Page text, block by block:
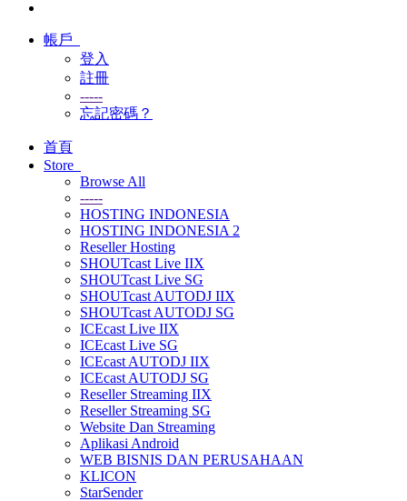
帳戶
登入
註冊
-----
忘記密碼？
首頁
Store
Browse All
-----
HOSTING INDONESIA
HOSTING INDONESIA 2
Reseller Hosting
SHOUTcast Live IIX
SHOUTcast Live SG
SHOUTcast AUTODJ IIX
SHOUTcast AUTODJ SG
ICEcast Live IIX
ICEcast Live SG
ICEcast AUTODJ IIX
ICEcast AUTODJ SG
Reseller Streaming IIX
Reseller Streaming SG
Website Dan Streaming
Aplikasi Android
WEB BISNIS DAN PERUSAHAAN
KLICON
StarSender